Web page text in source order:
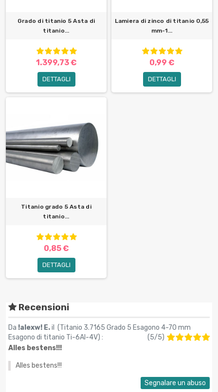
Grado di titanio 5 Asta di
titanio...
1.399,73 €
DETTAGLI
Lamiera di zinco di titanio 0,55
mm-1...
0,99 €
DETTAGLI
Titanio grado 5 Asta di
titanio...
0,85 €
DETTAGLI
Recensioni
Da !alexw! E.il (Titanio 3.7165 Grado 5 Esagono 4-70 mm
Esagono di titanio Ti-6Al-4V) : (5/5)
Alles bestens!!!
Alles bestens!!!
Segnalare un abuso